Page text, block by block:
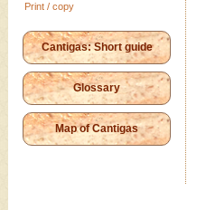
Print / copy
Cantigas: Short guide
Glossary
Map of Cantigas